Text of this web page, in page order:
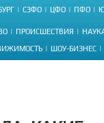
СЗФО ЦФО ПФО
ПРОИСШЕСТВИЯ
ШОУ-БИЗНЕС